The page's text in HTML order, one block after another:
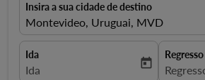
Insira a sua cidade de destino
Montevideo, Uruguai, MVD
Ida
fc-booking-departure-date-aria-
Ida today
Regresso
fc-